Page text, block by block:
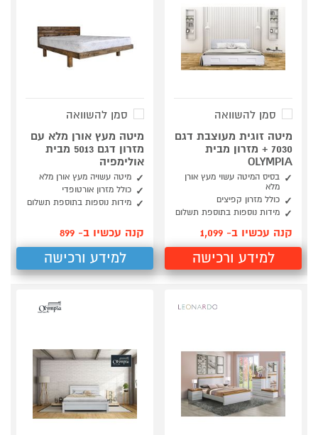
סמן להשוואה
מיטה זוגית מעוצבת דגם
7030 + מזרון מבית
OLYMPIA
בסיס המיטה עשוי מעץ אורן
מלא
כולל מזרון קפיצים
מידות נוספות בתוספת תשלום
קנה עכשיו ב- 1,099
למידע ורכישה
סמן להשוואה
מיטה מעץ אורן מלא עם
מזרון דגם 5013 מבית
אולימפיה
מיטה עשויה מעץ אורן מלא
כולל מזרון אורטופדי
מידות נוספות בתוספת תשלום
קנה עכשיו ב- 899
למידע ורכישה